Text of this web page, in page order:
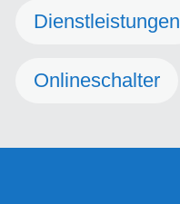
Dienstleistungen
Onlineschalter